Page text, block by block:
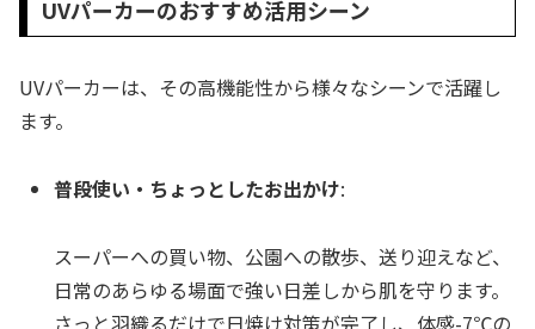
UVパーカーのおすすめ活用シーン
UVパーカーは、その高機能性から様々なシーンで活躍し
ます。
普段使い・ちょっとしたお出かけ:
スーパーへの買い物、公園への散歩、送り迎えなど、
日常のあらゆる場面で強い日差しから肌を守ります。
さっと羽織るだけで日焼け対策が完了し、体感-7℃の